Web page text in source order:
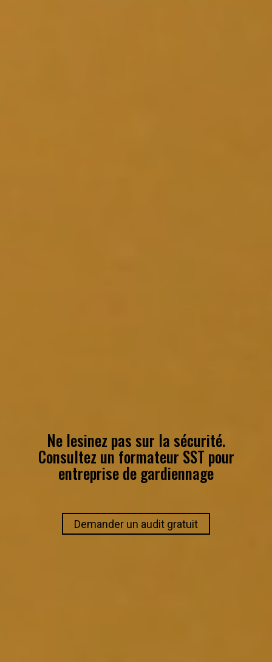
Ne lesinez pas sur la sécurité.
Consultez un formateur SST pour
entreprise de gardiennage
Demander un audit gratuit